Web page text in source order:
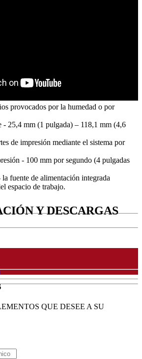
provocados por la humedad o por
- 25,4 mm (1 pulgada) – 118,1 mm (4,6
de impresión mediante el sistema por
- 100 mm por segundo (4 pulgadas
fuente de alimentación integrada
espacio de trabajo.
Y DESCARGAS
QUE DESEE A SU